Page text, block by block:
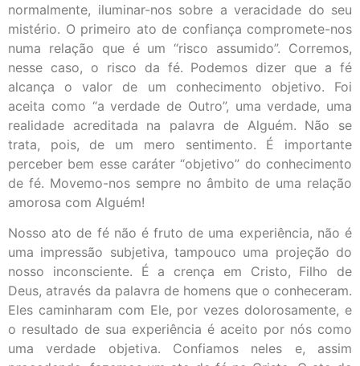
normalmente, iluminar-nos sobre a veracidade do seu
mistério. O primeiro ato de confiança compromete-nos
numa relação que é um “risco assumido”. Corremos,
nesse caso, o risco da fé. Podemos dizer que a fé
alcança o valor de um conhecimento objetivo. Foi
aceita como “a verdade de Outro”, uma verdade, uma
realidade acreditada na palavra de Alguém. Não se
trata, pois, de um mero sentimento. É importante
perceber bem esse caráter “objetivo” do conhecimento
de fé. Movemo-nos sempre no âmbito de uma relação
amorosa com Alguém!
Nosso ato de fé não é fruto de uma experiência, não é
uma impressão subjetiva, tampouco uma projeção do
nosso inconsciente. É a crença em Cristo, Filho de
Deus, através da palavra de homens que o conheceram.
Eles caminharam com Ele, por vezes dolorosamente, e
o resultado de sua experiência é aceito por nós como
uma verdade objetiva. Confiamos neles e, assim